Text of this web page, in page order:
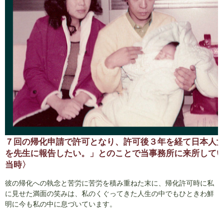
７回の帰化申請で許可となり、許可後３年を経て日本
を先生に報告したい。」とのことで当事務所に来所し
当時〉
彼の帰化への執念と苦労に苦労を積み重ねた末に、帰化許可時に私
に見せた満面の笑みは、私のくぐってきた人生の中でもひときわ鮮
明に今も私の中に息づいています。